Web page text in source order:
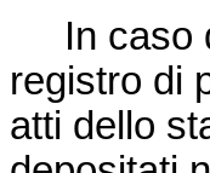
In caso
registro di
atti dello